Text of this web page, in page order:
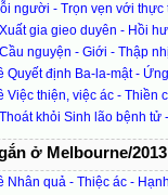
người - Trọn vẹn với thực
gia gieo duyên - Hồi
nguyện - Giới - Thập
Quyết định Ba-la-mật -
Việc thiện, việc ác -
khỏi Sinh lão bệnh tử
ở Melbourne/
Nhân quả - Thiệc ác -